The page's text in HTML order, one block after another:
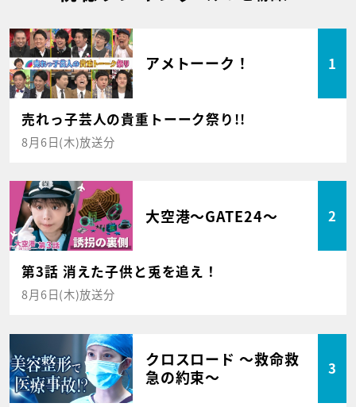
アメトーーク！ 1
売れっ子芸人の貴重トーーク祭り!!
8月6日(木)放送分
大空港～GATE24～ 2
第3話 消えた子供と兎を追え！
8月6日(木)放送分
クロスロード ～救命救
急の約束～
3